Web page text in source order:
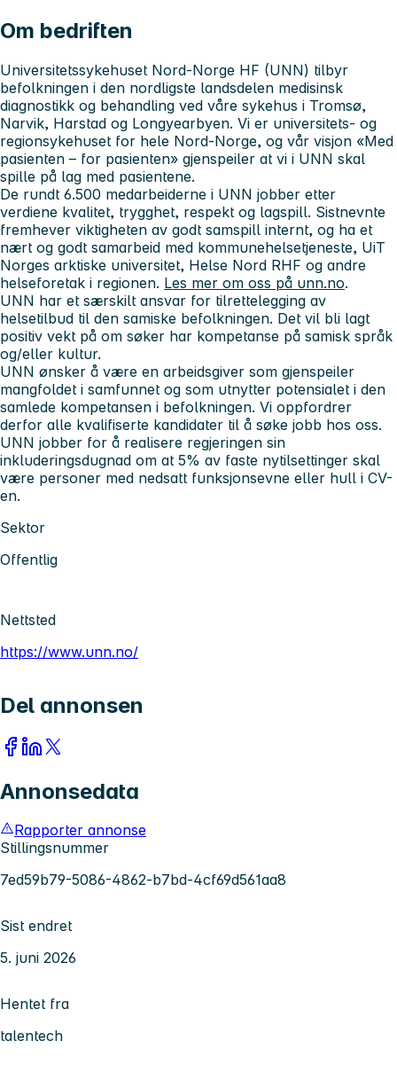
Om bedriften
Universitetssykehuset Nord-Norge HF (UNN) tilbyr
befolkningen i den nordligste landsdelen medisinsk
diagnostikk og behandling ved våre sykehus i Tromsø,
Narvik, Harstad og Longyearbyen. Vi er universitets- og
regionsykehuset for hele Nord-Norge, og vår visjon «Med
pasienten – for pasienten» gjenspeiler at vi i UNN skal
spille på lag med pasientene.
De rundt 6.500 medarbeiderne i UNN jobber etter
verdiene kvalitet, trygghet, respekt og lagspill. Sistnevnte
fremhever viktigheten av godt samspill internt, og ha et
nært og godt samarbeid med kommunehelsetjeneste, UiT
Norges arktiske universitet, Helse Nord RHF og andre
helseforetak i regionen. Les mer om oss på unn.no.
UNN har et særskilt ansvar for tilrettelegging av
helsetilbud til den samiske befolkningen. Det vil bli lagt
positiv vekt på om søker har kompetanse på samisk språk
og/eller kultur.
UNN ønsker å være en arbeidsgiver som gjenspeiler
mangfoldet i samfunnet og som utnytter potensialet i den
samlede kompetansen i befolkningen. Vi oppfordrer
derfor alle kvalifiserte kandidater til å søke jobb hos oss.
UNN jobber for å realisere regjeringen sin
inkluderingsdugnad om at 5% av faste nytilsettinger skal
være personer med nedsatt funksjonsevne eller hull i CV-
en.
Sektor
Offentlig
Nettsted
https://www.unn.no/
Del annonsen
Annonsedata
Rapporter annonse
Stillingsnummer
7ed59b79-5086-4862-b7bd-4cf69d561aa8
Sist endret
5. juni 2026
Hentet fra
talentech